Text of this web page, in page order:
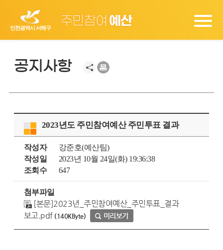
인천광역시 서해구
주민참여 예산
공지사항
2023년도 주민참여예산 주민투표 결과
작성자
강준호(예산팀)
작성일
2023년 10월 24일(화) 19:36:38
조회수
647
첨부파일
[본문]2023년_주민참여예산_주민투표_결과
보고.pdf (140KByte) 미리보기